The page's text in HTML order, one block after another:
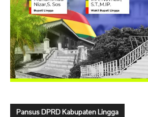
Pansus DPRD Kabupaten Lingga